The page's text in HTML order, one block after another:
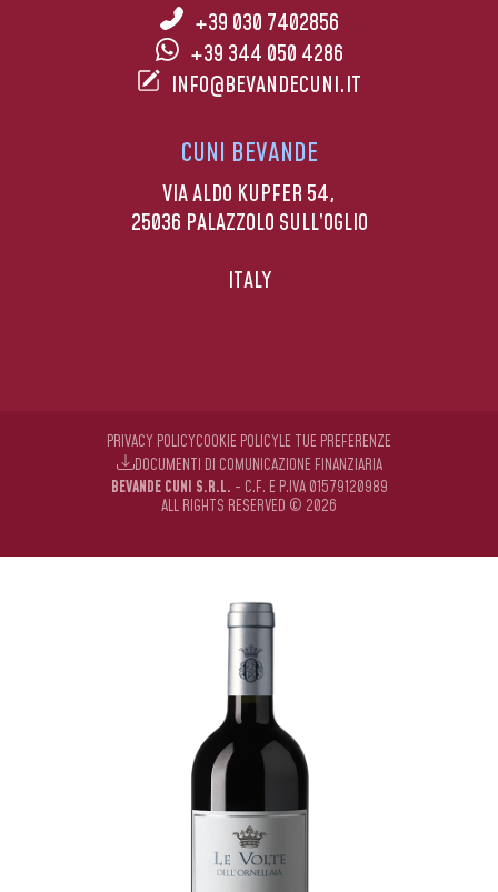
+39 030 7402856
+39 344 050 4286
INFO@BEVANDECUNI.IT
CUNI BEVANDE
VIA ALDO KUPFER 54,
25036 PALAZZOLO SULL’OGLIO
ITALY
BEVANDE CUNI S.R.L. - C.F. E P.IVA 01579120989
ALL RIGHTS RESERVED © 2026
PRIVACY POLICYCOOKIE POLICYLE TUE PREFERENZE
DOCUMENTI DI COMUNICAZIONE FINANZIARIA